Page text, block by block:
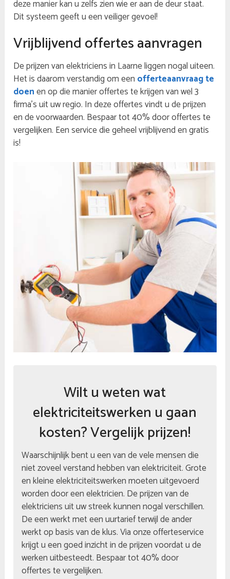
deze manier kan u zelfs zien wie er aan de deur staat.
Dit systeem geeft u een veiliger gevoel!
Vrijblijvend offertes aanvragen
De prijzen van elektriciens in Laarne liggen nogal uiteen.
Het is daarom verstandig om een offerteaanvraag te
doenen op die manier offertes te krijgen van wel 3
firma’s uit uw regio. In deze offertes vindt u de prijzen
en de voorwaarden. Bespaar tot 40% door offertes te
vergelijken. Een service die geheel vrijblijvend en gratis
is!
Wilt u weten wat
elektriciteitswerken u gaan
kosten? Vergelijk prijzen!
Waarschijnlijk bent u een van de vele mensen die
niet zoveel verstand hebben van elektriciteit. Grote
en kleine elektriciteitswerken moeten uitgevoerd
worden door een elektricien. De prijzen van de
elektriciens uit uw streek kunnen nogal verschillen.
De een werkt met een uurtarief terwijl de ander
werkt op basis van de klus. Via onze offerteservice
krijgt u een goed inzicht in de prijzen voordat u de
werken uitbesteedt. Bespaar tot 40% door
offertes te vergelijken.